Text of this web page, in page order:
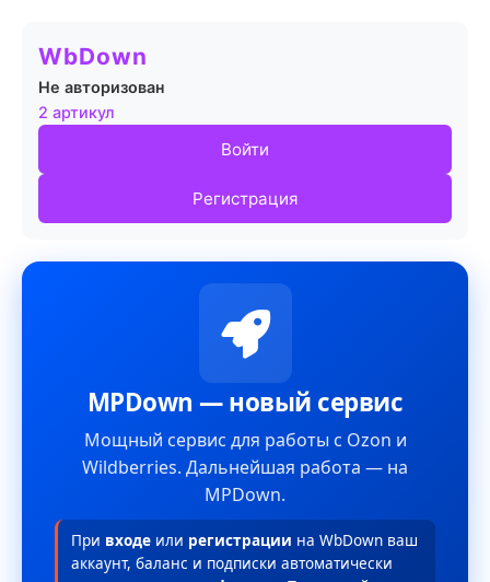
WbDown
Не авторизован
2 артикул
Войти
Регистрация
MPDown — новый сервис
Мощный сервис для работы с Ozon и
Wildberries. Дальнейшая работа — на
MPDown.
При входе или регистрации на WbDown ваш
аккаунт, баланс и подписки автоматически